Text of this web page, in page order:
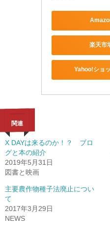
楽天市
Yahoo!ショ
関連
X DAYは来るのか！？ ブロ
グと本の紹介
2019年5月31日
図書と映画
主要農作物種子法廃止につい
て
2017年3月29日
NEWS